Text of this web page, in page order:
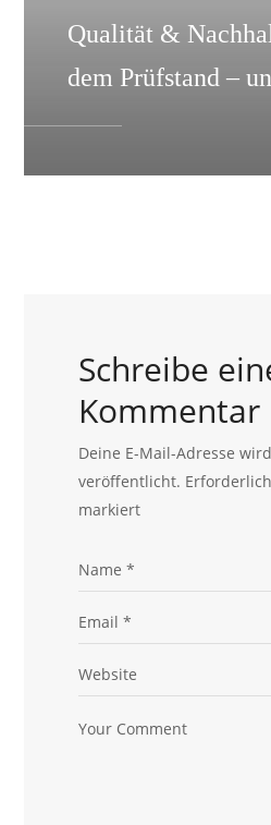
Qualität &
dem Prüfstand –
Schreibe
Kommentar
Deine E-Mail-Adresse
veröffentlicht.
markiert